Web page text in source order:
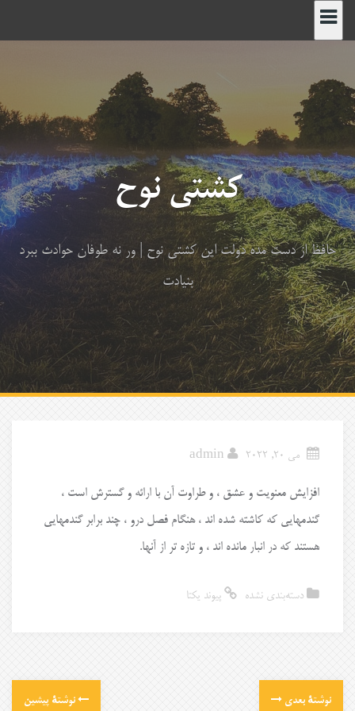
پرش
به
کشتی نوح
حافظ از دست مده دولت این کشتی نوح | ور نه طوفان حوادث ببرد
بنیادت
می 20, 2022 admin
افزایش معنویت و عشق ، و طراوت آن با ارائه و گسترش است ،
گندمهایی که کاشته شده اند ، هنگام فصل درو ، چند برابر گندمهایی
هستند که در انبار مانده اند ، و تازه تر از آنها.
دسته‌بندی نشده پیوند یکتا
نوشتهٔ پیشین نوشتهٔ بعدی